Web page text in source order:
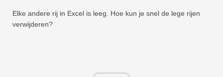
Grafiek
C ++
Elke andere rij in Excel is leeg. Hoe kun je snel de lege rijen
verwijderen?